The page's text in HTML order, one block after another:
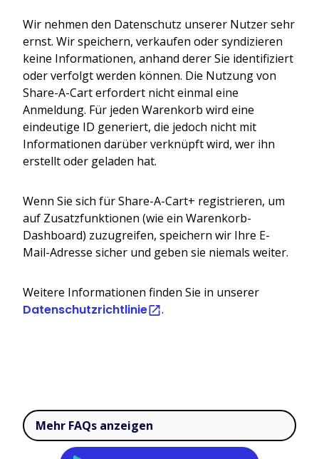
Wir nehmen den Datenschutz unserer Nutzer sehr
ernst. Wir speichern, verkaufen oder syndizieren
keine Informationen, anhand derer Sie identifiziert
oder verfolgt werden können. Die Nutzung von
Share-A-Cart erfordert nicht einmal eine
Anmeldung. Für jeden Warenkorb wird eine
eindeutige ID generiert, die jedoch nicht mit
Informationen darüber verknüpft wird, wer ihn
erstellt oder geladen hat.
Wenn Sie sich für Share-A-Cart+ registrieren, um
auf Zusatzfunktionen (wie ein Warenkorb-
Dashboard) zuzugreifen, speichern wir Ihre E-
Mail-Adresse sicher und geben sie niemals weiter.
Weitere Informationen finden Sie in unserer
Datenschutzrichtlinie .
Mehr FAQs anzeigen